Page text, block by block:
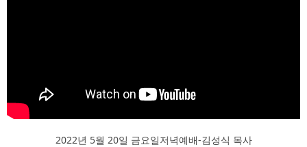
2022년 5월 20일 금요일저녁예배-김성식 목사